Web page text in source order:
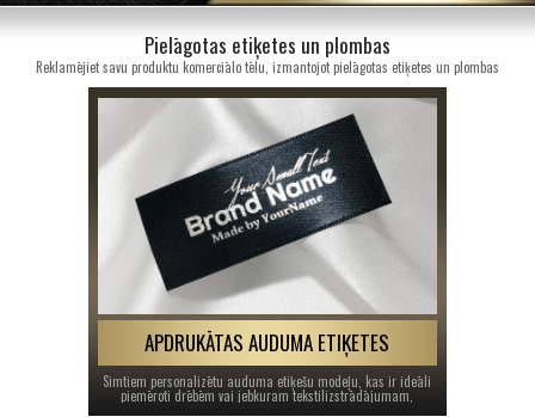
Pielāgotas etiķetes un plombas
Reklamējiet savu produktu komerciālo tēlu, izmantojot pielāgotas etiķetes un plombas
APDRUKĀTAS AUDUMA ETIĶETES
Simtiem personalizētu auduma etiķešu modeļu, kas ir ideāli
piemēroti drēbēm vai jebkuram tekstilizstrādājumam,